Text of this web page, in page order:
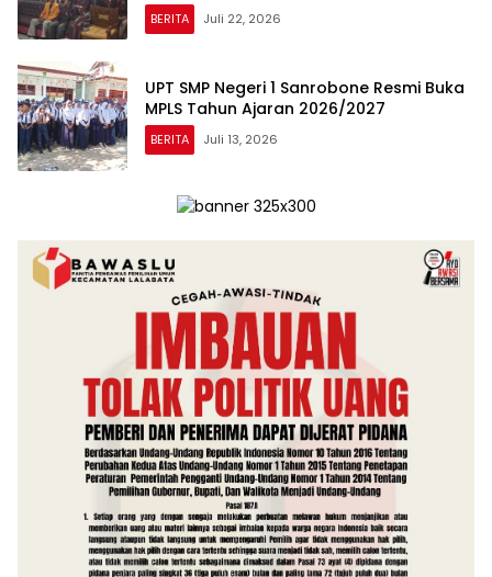
BERITA Juli 22, 2026
UPT SMP Negeri 1 Sanrobone Resmi Buka
MPLS Tahun Ajaran 2026/2027
BERITA Juli 13, 2026